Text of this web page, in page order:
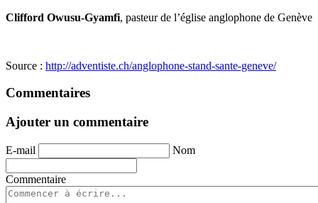
Clifford Owusu-Gyamfi, pasteur de l’église anglophone de Genève
Source : http://adventiste.ch/anglophone-stand-sante-geneve/
Commentaires
Ajouter un commentaire
E-mail Nom
Commentaire